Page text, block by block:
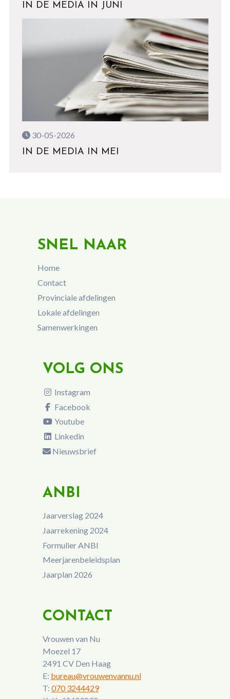
IN DE MEDIA IN JUNI
30-05-2026
IN DE MEDIA IN MEI
SNEL NAAR
Home
Contact
Provinciale afdelingen
Lokale afdelingen
Samenwerkingen
VOLG ONS
Instagram
Facebook
Youtube
Linkedin
Nieuwsbrief
ANBI
Jaarverslag 2024
Jaarrekening 2024
Formulier ANBI
Meerjarenbeleidsplan
Jaarplan 2026
CONTACT
Vrouwen van Nu
Moezel 17
2491 CV Den Haag
E: bureau@vrouwenvannu.nl
T: 070 3244429